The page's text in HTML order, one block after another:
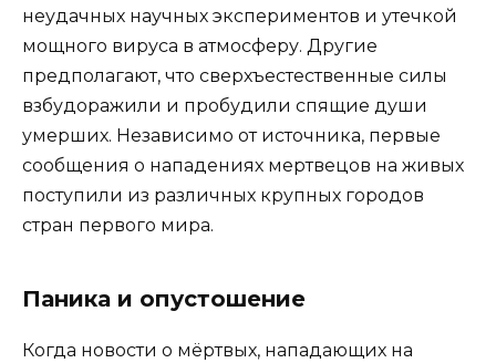
неудачных научных экспериментов и утечкой
мощного вируса в атмосферу. Другие
предполагают, что сверхъестественные силы
взбудоражили и пробудили спящие души
умерших. Независимо от источника, первые
сообщения о нападениях мертвецов на живых
поступили из различных крупных городов
стран первого мира.
Паника и опустошение
Когда новости о мёртвых, нападающих на